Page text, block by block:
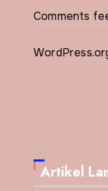
Comments
Artikel